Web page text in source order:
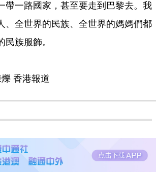
帶一路國家，甚至要走到巴黎去。我
、全世界的民族、全世界的媽媽們都
族服飾。
香港報道